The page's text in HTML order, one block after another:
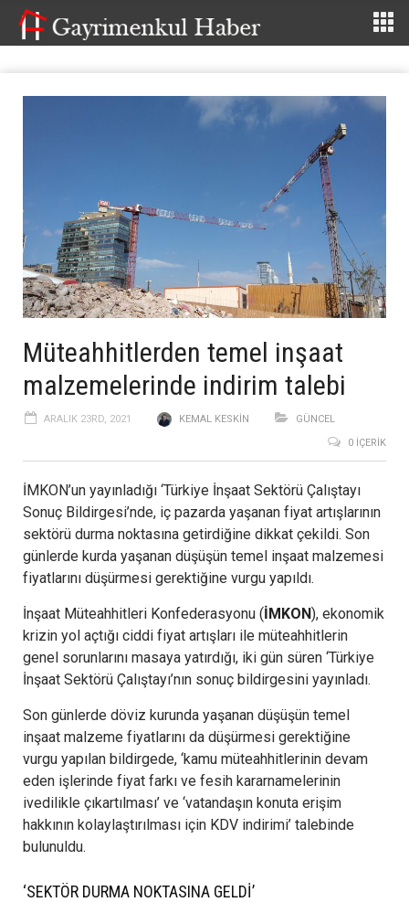
Müteahhitlerden temel inşaat
malzemelerinde indirim talebi
ARALIK 23RD, 2021 KEMAL KESKIN
GÜNCEL
0 İÇERIK
İMKON’un yayınladığı ‘Türkiye İnşaat Sektörü Çalıştayı
Sonuç Bildirgesi’nde, iç pazarda yaşanan fiyat artışlarının
sektörü durma noktasına getirdiğine dikkat çekildi. Son
günlerde kurda yaşanan düşüşün temel inşaat malzemesi
fiyatlarını düşürmesi gerektiğine vurgu yapıldı.
İnşaat Müteahhitleri Konfederasyonu (İMKON), ekonomik
krizin yol açtığı ciddi fiyat artışları ile müteahhitlerin
genel sorunlarını masaya yatırdığı, iki gün süren ‘Türkiye
İnşaat Sektörü Çalıştayı’nın sonuç bildirgesini yayınladı.
Son günlerde döviz kurunda yaşanan düşüşün temel
inşaat malzeme fiyatlarını da düşürmesi gerektiğine
vurgu yapılan bildirgede, ‘kamu müteahhitlerinin devam
eden işlerinde fiyat farkı ve fesih kararnamelerinin
ivedilikle çıkartılması’ ve ‘vatandaşın konuta erişim
hakkının kolaylaştırılması için KDV indirimi’ talebinde
bulunuldu.
‘SEKTÖR DURMA NOKTASINA GELDİ’